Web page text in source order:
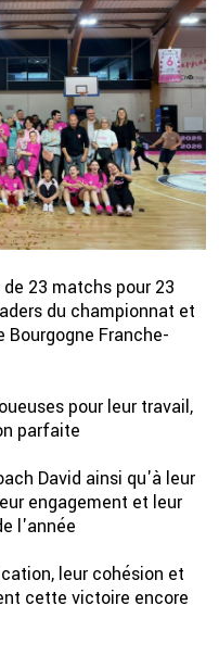
23 matchs pour 23
du championnat et
Bourgogne Franche-
pour leur travail,
parfaite
David ainsi qu'à leur
engagement et leur
l'année
leur cohésion et
cette victoire encore